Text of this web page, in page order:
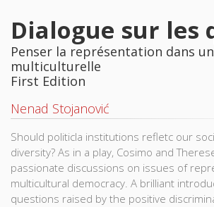
Dialogue sur les
Penser la représentation dans
multiculturelle
First Edition
Nenad Stojanović
Should politicla institutions refletc our
diversity? As in a play, Cosimo and
passionate discussions on issues of
multicultural democracy. A brilliant
questions raised by the positive